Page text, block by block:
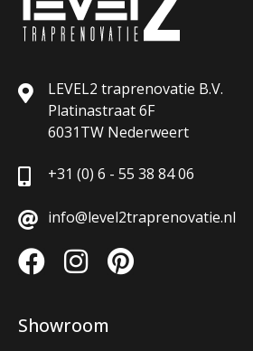
LEVEL2 traprenovatie B.V.
Platinastraat 6F
6031TW Nederweert
+31 (0) 6 - 55 38 84 06
info@level2traprenovatie.nl
Showroom